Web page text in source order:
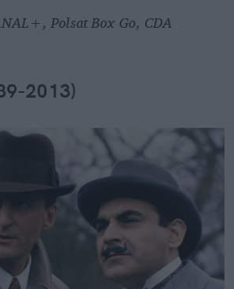
Polsat Box Go, CDA
2013)